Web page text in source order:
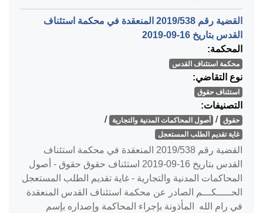
القضية رقم ‎538‏/‎2019‏ المنعقدة في محكمة استئناف
القدس بتاريخ ‎2019-09-16‏
المحكمة:
محكمة استئناف القدس
نوع التقاضي:
استئناف حقوق
التصنيفات:
حقوق / أصول المحاكمات المدنية والتجارية /
غاية تقديم الطلب المستعجل
القضية رقم ‎538‏/‎2019‏ المنعقدة في محكمة استئناف
القدس بتاريخ ‎2019-09-16‏ استئناف حقوق حقوق - أصول
المحاكمات المدنية والتجارية - غاية تقديم الطلب المستعجل
الحـــــكـــم الصادر عن محكمة استئناف القدس المنعقدة
في رام الله المأذونة بإجراء المحاكمة وإصداره بإسم